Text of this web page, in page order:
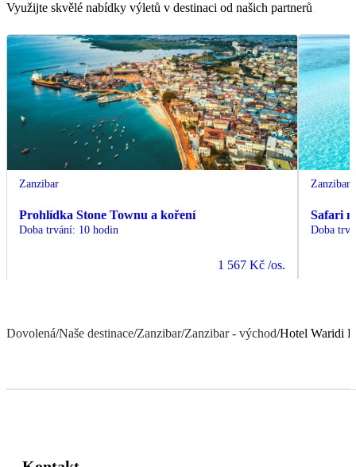
Využijte skvělé nabídky výletů v destinaci od našich partnerů
Zanzibar
Prohlídka Stone Townu a koření
Doba trvání: 10 hodin
1 567 Kč /os.
Zanzibar
Safari
Doba
Dovolená/Naše destinace/Zanzibar/Zanzibar - východ/Hotel Waridi